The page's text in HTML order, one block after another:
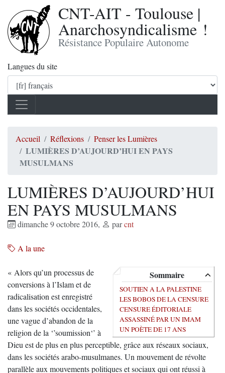
CNT-AIT - Toulouse |
Anarchosyndicalisme !
Résistance Populaire Autonome
Langues du site
Accueil Réflexions Penser les Lumières
LUMIÈRES D’AUJOURD’HUI EN PAYS
MUSULMANS
LUMIÈRES D’AUJOURD’HUI
EN PAYS MUSULMANS
dimanche 9 octobre 2016, parcnt
A la une
Sommaire
SOUTIEN A LA PALESTINE
LES BOBOS DE LA CENSURE
CENSURE ÉDITORIALE
ASSASSINÉ PAR UN IMAM
UN POÈTE DE 17 ANS
« Alors qu’un processus de
conversions à l’Islam et de
radicalisation est enregistré
dans les sociétés occidentales,
une vague d’abandon de la
religion de la ‘’soumission‘’ à
Dieu est de plus en plus perceptible, grâce aux réseaux sociaux,
dans les sociétés arabo-musulmanes. Un mouvement de révolte
parallèle aux mouvements politiques et sociaux qui ont réussi à